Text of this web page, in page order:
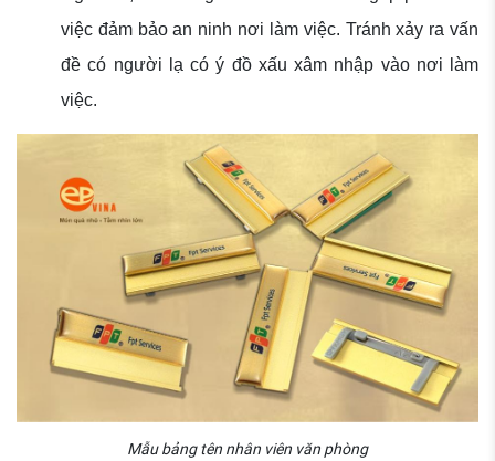
việc đảm bảo an ninh nơi làm việc. Tránh xảy ra vấn
đề có người lạ có ý đồ xấu xâm nhập vào nơi làm
việc.
Mẫu bảng tên nhân viên văn phòng